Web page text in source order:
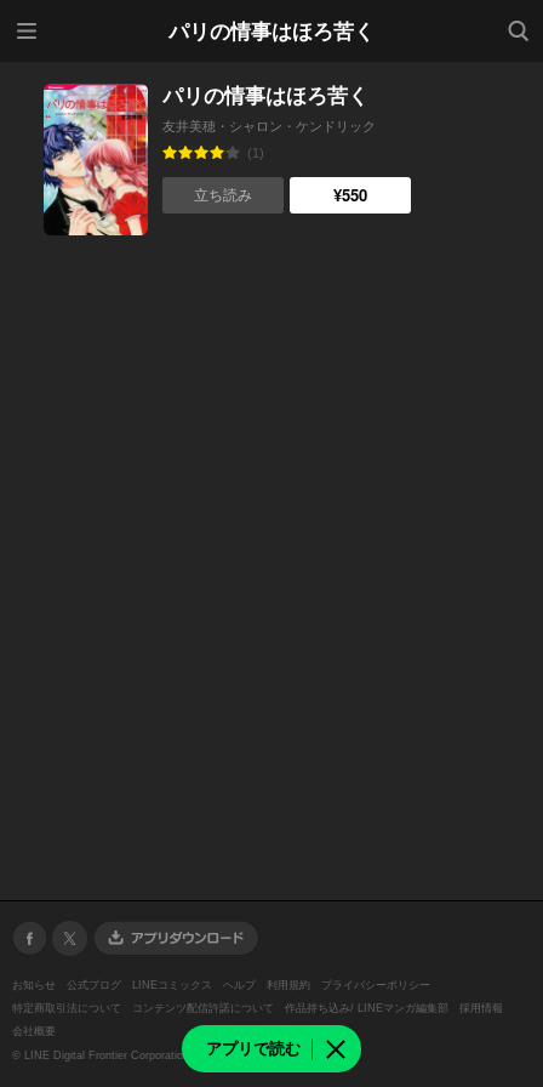
パリの情事はほろ苦く
検索
アプリで読む
パリの情事はほろ苦く
友井美穂・シャロン・ケンドリック
(1)
立ち読み ¥550
お知らせ 公式ブログ LINEコミックス ヘルプ 利用規約
プライバシーポリシー
特定商取引法について
コンテンツ配信許諾について 作品持ち込み/ LINEマンガ編集部
採用情報
会社概要
© LINE Digital Frontier Corporation